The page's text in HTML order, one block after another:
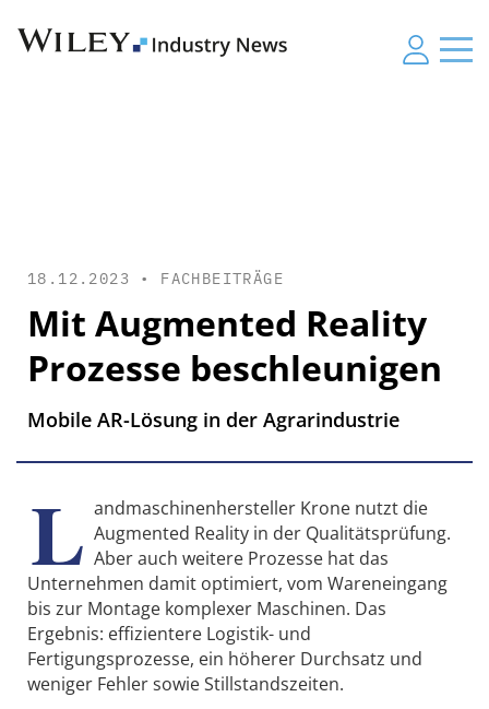
18.12.2023 • FACHBEITRÄGE
Mit Augmented Reality
Prozesse beschleunigen
Mobile AR-Lösung in der Agrarindustrie
L andmaschinenhersteller Krone nutzt die
Augmented Reality in der Qualitätsprüfung.
Aber auch weitere Prozesse hat das
Unternehmen damit optimiert, vom Wareneingang
bis zur Montage komplexer Maschinen. Das
Ergebnis: effizientere Logistik- und
Fertigungsprozesse, ein höherer Durchsatz und
weniger Fehler sowie Stillstandszeiten.